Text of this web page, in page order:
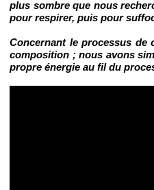
plus sombre que nous
pour respirer, puis pour
Concernant le processus de
composition ; nous avons
propre énergie au fil du